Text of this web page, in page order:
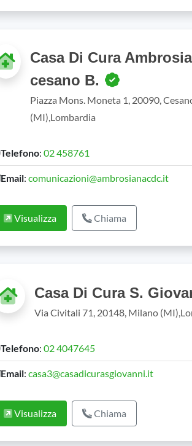
Casa Di Cura
cesano B.
Piazza Mons. Moneta 1, 20090,
(MI),Lombardia
Telefono: 02 458761
Email: comunicazioni@ambrosianacdc.it
Visualizza Chiama
Casa Di Cura S.
Via Civitali 71, 20148, Milano
Telefono: 02 4047645
Email: casa3@casadicurasgiovanni.it
Visualizza Chiama